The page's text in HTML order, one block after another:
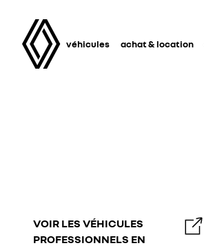
véhicules achat & location
VOIR LES VÉHICULES
PROFESSIONNELS EN